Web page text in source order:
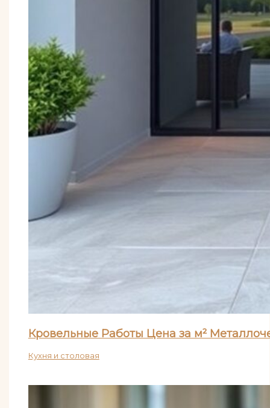
Кровельные Работы Цена за м²
Кухня и столовая